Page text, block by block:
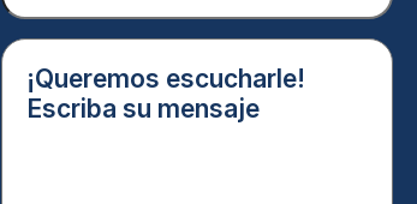
(Obligatorio)
¡Queremos
escucharle!
Escriba